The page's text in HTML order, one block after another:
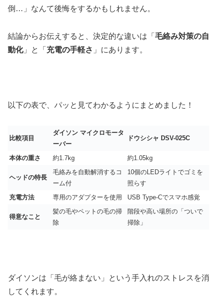
倒…」なんて後悔をするかもしれません。
結論からお伝えすると、決定的な違いは「 毛絡み対策の自
動化」と「 充電の手軽さ 」にあります。
以下の表で、パッと見てわかるようにまとめました！
比較項目
ダイソン マイクロモータ
ーバー
ドウシシャ DSV-025C
本体の重さ 約1.7kg 約1.05kg
ヘッドの特長
毛絡みを自動解消するコ
ーム付
10個のLEDライトでゴミを
照らす
充電方法
専用のアダプターを使用 USB Type-Cでスマホ感覚
得意なこと
髪の毛やペットの毛の掃
除
階段や高い場所の「ついで
掃除」
ダイソンは「毛が絡まない」という手入れのストレスを消
してくれます。